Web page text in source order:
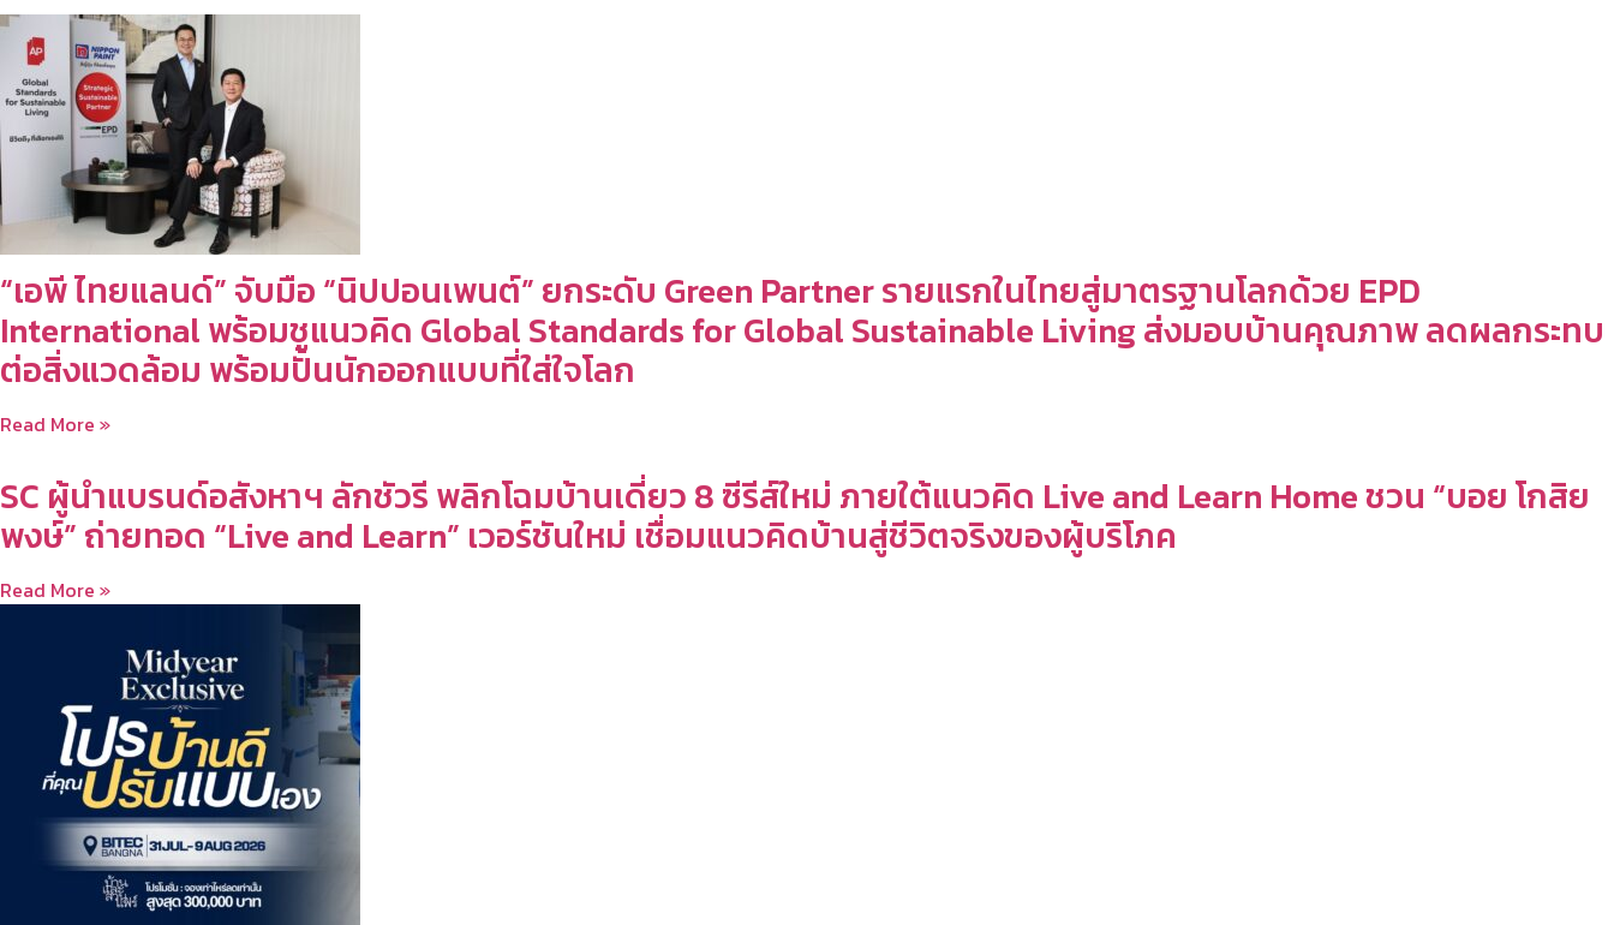
“เอพี ไทยแลนด์” จับมือ “นิปปอนเพนต์” ยกระดับ Green Partner รายแรกในไทยสู่มาตรฐานโลกด้วย EPD
International พร้อมชูแนวคิด Global Standards for Global Sustainable Living ส่งมอบบ้านคุณภาพ ลดผลกระทบ
ต่อสิ่งแวดล้อม พร้อมปั้นนักออกแบบที่ใส่ใจโลก
Read More »
SC ผู้นำแบรนด์อสังหาฯ ลักชัวรี พลิกโฉมบ้านเดี่ยว 8 ซีรีส์ใหม่ ภายใต้แนวคิด Live and Learn Home ชวน “บอย โกสิย
พงษ์” ถ่ายทอด “Live and Learn” เวอร์ชันใหม่ เชื่อมแนวคิดบ้านสู่ชีวิตจริงของผู้บริโภค
Read More »